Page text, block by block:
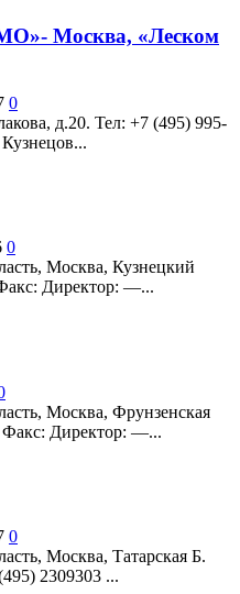
Москва, «Леском
0
д.20. Teл: +7 (495) 995-
0
Москва, Кузнецкий
Директор: —...
Москва, Фрунзенская
Факс: Директор: —...
0
Москва, Татарская Б.
2309303 ...